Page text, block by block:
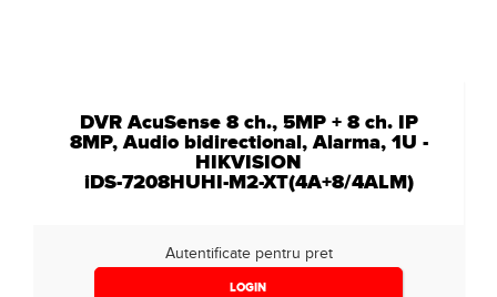
DVR AcuSense 8 ch., 5MP + 8 ch. IP
8MP, Audio bidirectional, Alarma, 1U -
HIKVISION
iDS-7208HUHI-M2-XT(4A+8/4ALM)
Autentificate pentru pret
LOGIN